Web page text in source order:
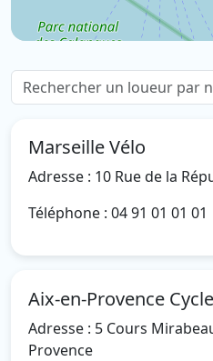
Marseille Vélo
Adresse : 10 Rue de la
Téléphone : 04 91 01 01 01
Aix-en-Provence
Adresse : 5 Cours
Provence